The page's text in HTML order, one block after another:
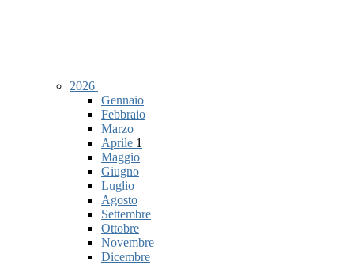
2026
Gennaio
Febbraio
Marzo
Aprile 1
Maggio
Giugno
Luglio
Agosto
Settembre
Ottobre
Novembre
Dicembre